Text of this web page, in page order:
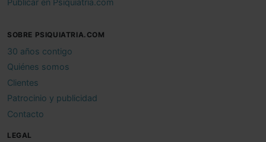
Publicar en Psiquiatria.com
SOBRE PSIQUIATRIA.COM
30 años contigo
Quiénes somos
Clientes
Patrocinio y publicidad
Contacto
LEGAL